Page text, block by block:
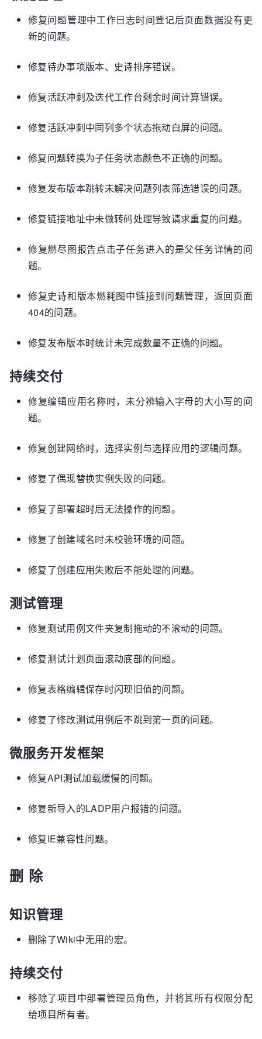
修复问题管理中工作日志时间登记后页面数据没有更
新的问题。
修复待办事项版本、史诗排序错误。
修复活跃冲刺及迭代工作台剩余时间计算错误。
修复活跃冲刺中同列多个状态拖动白屏的问题。
修复问题转换为子任务状态颜色不正确的问题。
修复发布版本跳转未解决问题列表筛选错误的问题。
修复链接地址中未做转码处理导致请求重复的问题。
修复燃尽图报告点击子任务进入的是父任务详情的问
题。
修复史诗和版本燃耗图中链接到问题管理，返回页面
404的问题。
修复发布版本时统计未完成数量不正确的问题。
持续交付
修复编辑应用名称时，未分辨输入字母的大小写的问
题。
修复创建网络时，选择实例与选择应用的逻辑问题。
修复了偶现替换实例失败的问题。
修复了部署超时后无法操作的问题。
修复了创建域名时未校验环境的问题。
修复了创建应用失败后不能处理的问题。
测试管理
修复测试用例文件夹复制拖动的不滚动的问题。
修复测试计划页面滚动底部的问题。
修复表格编辑保存时闪现旧值的问题。
修复了修改测试用例后不跳到第一页的问题。
微服务开发框架
修复API测试加载缓慢的问题。
修复新导入的LADP用户报错的问题。
修复IE兼容性问题。
删 除
知识管理
删除了Wiki中无用的宏。
持续交付
移除了项目中部署管理员角色，并将其所有权限分配
给项目所有者。